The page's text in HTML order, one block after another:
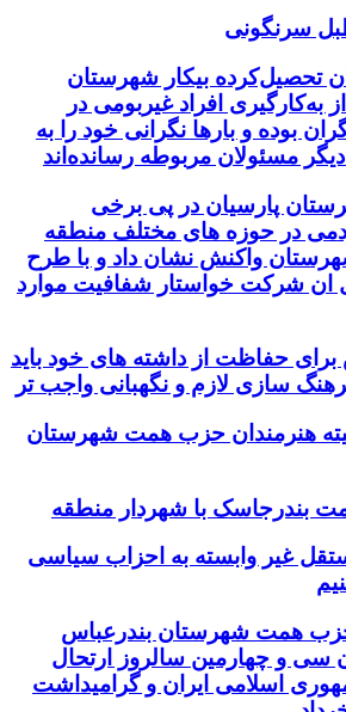
سرنگونی
تحصیل‌کرده بیکار شهرستان
افراد غیربومی در
بوده و بارها نگرانی خود را به
دیگر مسئولان مربوطه رسانده‌اند
پارسیان در پی برخی
در حوزه های مختلف منطقه
واکنش نشان داد و با طرح
ان شرکت خواستار شفافیت موارد
حفاظت از داشته های خود باید
سازی لازم و نگهبانی واجب تر
هنرمندان حزب همت شهرستان
بندرجاسک با شهردار منطقه
غیر وابسته به احزاب سیاسی
همت شهرستان بندرعباس
سی و چهارمین سالروز ارتحال
اسلامی ایران و گرامیداشت